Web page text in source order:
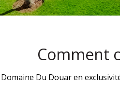
Comment
Du Douar en